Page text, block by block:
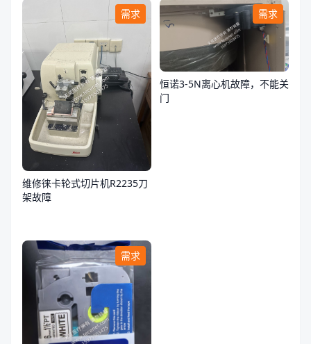
需求
维修徕卡轮式切片机R2235刀
架故障
需求
恒诺3-5N离心机故障，不能关
门
需求